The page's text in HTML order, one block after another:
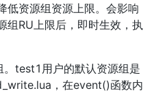
低资源组资源上限。会影响
组RU上限后，即时生效，执
。test1用户的默认资源组是
，在event()函数内